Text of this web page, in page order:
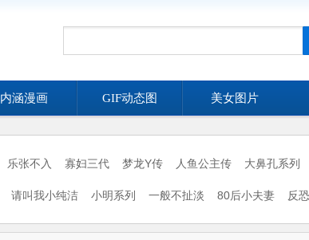
内涵漫画 GIF动态图 美女图片
乐张不入 寡妇三代 梦龙Y传 人鱼公主传 大鼻孔系列
请叫我小纯洁 小明系列 一般不扯淡 80后小夫妻 反